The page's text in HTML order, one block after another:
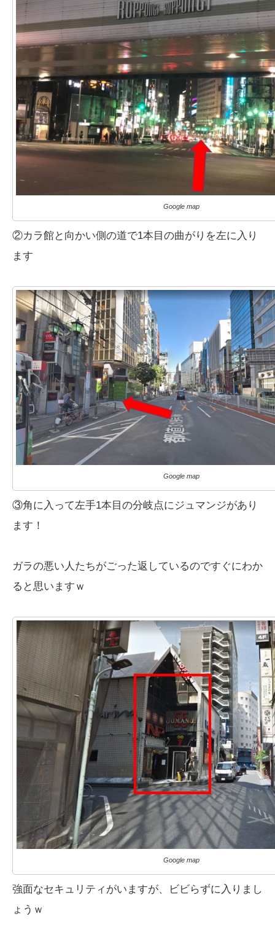
Google map
②カラ館と向かい側の道で1本目の曲がりを左に入り
ます
Google map
③角に入って左手1本目の分岐点にジュマンジがあり
ます！
ガラの悪い人たちがごった返しているのですぐにわか
ると思いますｗ
Google map
強面なセキュリティがいますが、ビビらずに入りまし
ょうｗ